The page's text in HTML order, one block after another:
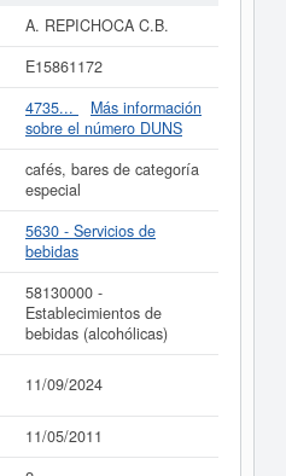
puede informarse de qué
más datos de la empresa
acceder inmediatamente a
de A. REPICHOCA C.B. y
sus años de actividad, así
de resultados disponibles.
informe de empresa se ha
11/09/2024.
A. REPICHOCA C.B.
E15861172
4735...
Más información
sobre el número DUNS
cafés, bares de categoría
especial
5630 - Servicios de
bebidas
58130000 -
Establecimientos de
bebidas (alcohólicas)
11/09/2024
11/05/2011